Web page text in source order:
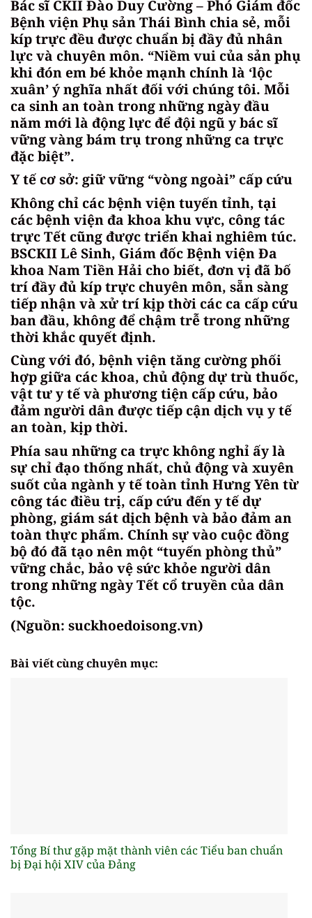
Bác sĩ CKII Đào Duy Cường – Phó Giám đốc
Bệnh viện Phụ sản Thái Bình chia sẻ, mỗi
kíp trực đều được chuẩn bị đầy đủ nhân
lực và chuyên môn. “Niềm vui của sản phụ
khi đón em bé khỏe mạnh chính là ‘lộc
xuân’ ý nghĩa nhất đối với chúng tôi. Mỗi
ca sinh an toàn trong những ngày đầu
năm mới là động lực để đội ngũ y bác sĩ
vững vàng bám trụ trong những ca trực
đặc biệt”.
Y tế cơ sở: giữ vững “vòng ngoài” cấp cứu
Không chỉ các bệnh viện tuyến tỉnh, tại
các bệnh viện đa khoa khu vực, công tác
trực Tết cũng được triển khai nghiêm túc.
BSCKII Lê Sinh, Giám đốc Bệnh viện Đa
khoa Nam Tiền Hải cho biết, đơn vị đã bố
trí đầy đủ kíp trực chuyên môn, sẵn sàng
tiếp nhận và xử trí kịp thời các ca cấp cứu
ban đầu, không để chậm trễ trong những
thời khắc quyết định.
Cùng với đó, bệnh viện tăng cường phối
hợp giữa các khoa, chủ động dự trù thuốc,
vật tư y tế và phương tiện cấp cứu, bảo
đảm người dân được tiếp cận dịch vụ y tế
an toàn, kịp thời.
Phía sau những ca trực không nghỉ ấy là
sự chỉ đạo thống nhất, chủ động và xuyên
suốt của ngành y tế toàn tỉnh Hưng Yên từ
công tác điều trị, cấp cứu đến y tế dự
phòng, giám sát dịch bệnh và bảo đảm an
toàn thực phẩm. Chính sự vào cuộc đồng
bộ đó đã tạo nên một “tuyến phòng thủ”
vững chắc, bảo vệ sức khỏe người dân
trong những ngày Tết cổ truyền của dân
tộc.
(Nguồn: suckhoedoisong.vn)
Bài viết cùng chuyên mục:
Tổng Bí thư gặp mặt thành viên các Tiểu ban chuẩn
bị Đại hội XIV của Đảng